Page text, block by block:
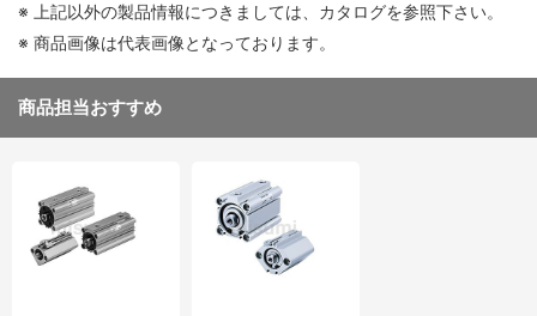
※ 上記以外の製品情報につきましては、カタログを参照下さい。
※ 商品画像は代表画像となっております。
商品担当おすすめ